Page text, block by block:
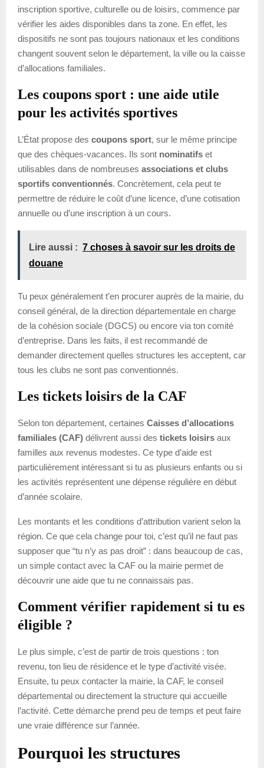
inscription sportive, culturelle ou de loisirs, commence par
vérifier les aides disponibles dans ta zone. En effet, les
dispositifs ne sont pas toujours nationaux et les conditions
changent souvent selon le département, la ville ou la caisse
d’allocations familiales.
Les coupons sport : une aide utile
pour les activités sportives
L’État propose des coupons sport, sur le même principe
que des chèques-vacances. Ils sont nominatifs et
utilisables dans de nombreuses associations et clubs
sportifs conventionnés. Concrètement, cela peut te
permettre de réduire le coût d’une licence, d’une cotisation
annuelle ou d’une inscription à un cours.
Lire aussi : 7 choses à savoir sur les droits de
douane
Tu peux généralement t’en procurer auprès de la mairie, du
conseil général, de la direction départementale en charge
de la cohésion sociale (DGCS) ou encore via ton comité
d’entreprise. Dans les faits, il est recommandé de
demander directement quelles structures les acceptent, car
tous les clubs ne sont pas conventionnés.
Les tickets loisirs de la CAF
Selon ton département, certaines Caisses d’allocations
familiales (CAF) délivrent aussi des tickets loisirs aux
familles aux revenus modestes. Ce type d’aide est
particulièrement intéressant si tu as plusieurs enfants ou si
les activités représentent une dépense régulière en début
d’année scolaire.
Les montants et les conditions d’attribution varient selon la
région. Ce que cela change pour toi, c’est qu’il ne faut pas
supposer que “tu n’y as pas droit” : dans beaucoup de cas,
un simple contact avec la CAF ou la mairie permet de
découvrir une aide que tu ne connaissais pas.
Comment vérifier rapidement si tu es
éligible ?
Le plus simple, c’est de partir de trois questions : ton
revenu, ton lieu de résidence et le type d’activité visée.
Ensuite, tu peux contacter la mairie, la CAF, le conseil
départemental ou directement la structure qui accueille
l’activité. Cette démarche prend peu de temps et peut faire
une vraie différence sur l’année.
Pourquoi les structures